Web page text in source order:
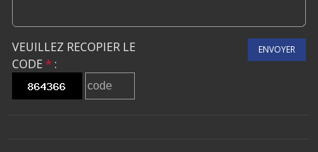
VEUILLEZ RECOPIER LE
CODE * :
ENVOYER